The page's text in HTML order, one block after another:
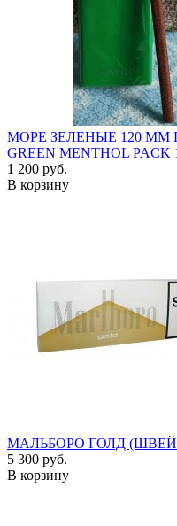
МОРЕ ЗЕЛЕНЫЕ 120 ММ
GREEN MENTHOL PACK
1 200 руб.
В корзину
МАЛЬБОРО ГОЛД
5 300 руб.
В корзину